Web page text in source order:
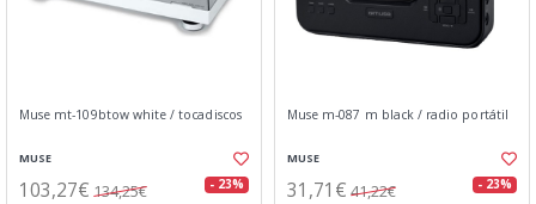
Muse mt-109btow white / tocadiscos
MUSE
103,27€ 134,25€ - 23%
Muse m-087 m black / radio portátil
MUSE
31,71€ 41,22€ - 23%